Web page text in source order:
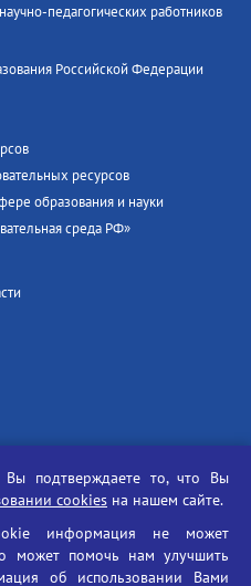
педагогических работников
Российской Федерации
ресурсов
образования и науки
среда РФ»
безопасности
РФ
подтверждаете то, что Вы
cookies на нашем сайте.
информация не может
может помочь нам улучшить
об использовании Вами